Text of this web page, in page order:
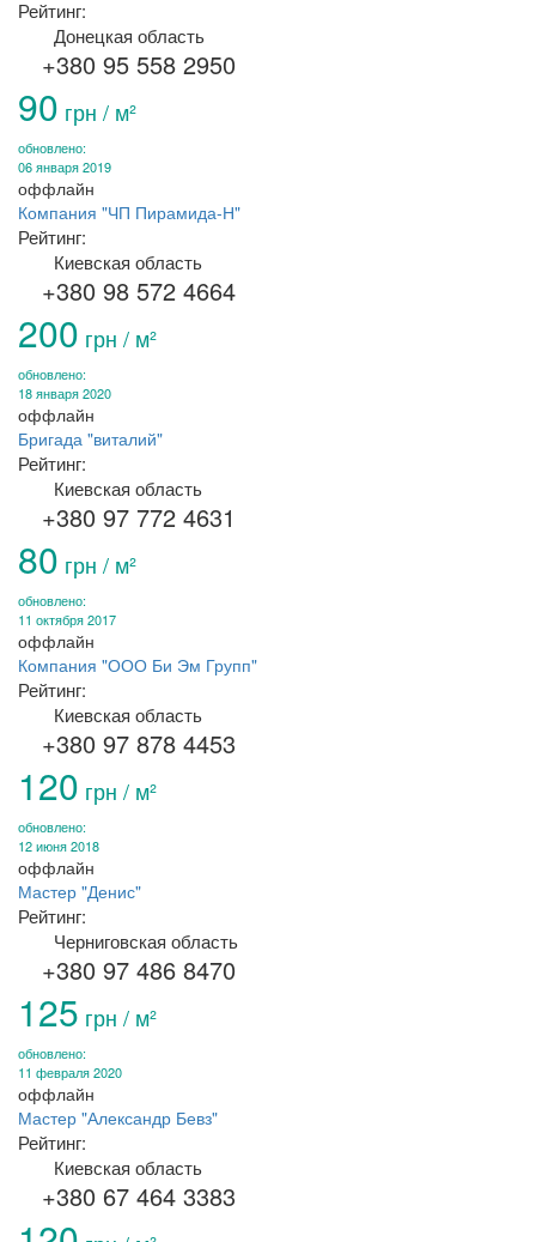
Рейтинг:
Донецкая область
+380 95 558 2950
90 грн / м²
обновлено:
06 января 2019
оффлайн
Компания "ЧП Пирамида-Н"
Рейтинг:
Киевская область
+380 98 572 4664
200 грн / м²
обновлено:
18 января 2020
оффлайн
Бригада "виталий"
Рейтинг:
Киевская область
+380 97 772 4631
80 грн / м²
обновлено:
11 октября 2017
оффлайн
Компания "ООО Би Эм Групп"
Рейтинг:
Киевская область
+380 97 878 4453
120 грн / м²
обновлено:
12 июня 2018
оффлайн
Мастер "Денис"
Рейтинг:
Черниговская область
+380 97 486 8470
125 грн / м²
обновлено:
11 февраля 2020
оффлайн
Мастер "Александр Бевз"
Рейтинг:
Киевская область
+380 67 464 3383